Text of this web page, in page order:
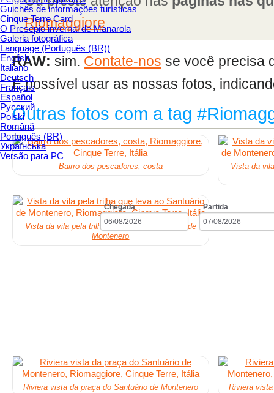
Guichês de informações turísticas
Cinque Terre Card
O Presépio invernal de Manarola
Galeria fotográfica
Language (Português (BR))
English
Italiano
Deutsch
Français
Español
Русский
Polski
Română
Português (BR)
Українська
Versão para PC
Chegada Partida
Riomaggiore
RAW: sim. Contate-nos se você precisa
É possível usar as nossas fotos,
Outras fotos com a tag
Bairro dos pescadores, costa Vista da
Vista da vila pela trilha que leva ao Santuário de
Montenero
Riviera vista da praça do Santuário de Montenero Riviera